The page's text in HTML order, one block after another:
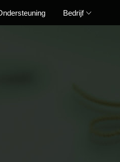
Bedrijf